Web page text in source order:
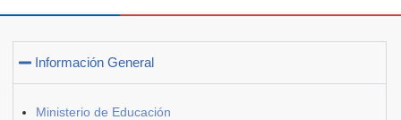
Información General
Ministerio de Educación